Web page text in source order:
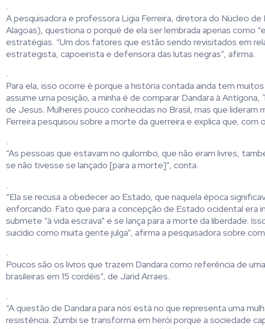
.
A pesquisadora e professora Ligia Ferreira, diretora do Núcleo
Alagoas), questiona o porquê de ela ser lembrada apenas como
estratégias. “Um dos fatores que estão sendo revisitados em
estrategista, capoeirista e defensora das lutas negras”, afirma.
.
Para ela, isso ocorre é porque a história contada ainda tem
assume uma posição, a minha é de comparar Dandara à
de Jesus. Mulheres pouco conhecidas no Brasil, mas que
Ferreira pesquisou sobre a morte da guerreira e explica que,
.
“As pessoas que estavam no quilombo, que não eram livres,
se não tivesse se lançado [para a morte]”, conta.
.
“Ela se recusa a obedecer ao Estado, que naquela época
enforcando. Fato que para a concepção de Estado ocidental era
submete “à vida escrava” e se lança para a morte da liberdade.
suicídio como muita gente julga”, afirma a pesquisadora sobre
.
Poucos são os livros que trazem Dandara como referência de
brasileiras em 15 cordéis”, de Jarid Arraes.
.
“A questão de Dandara para nós está no que representa uma
resistência. Zumbi se transforma em herói porque a sociedade